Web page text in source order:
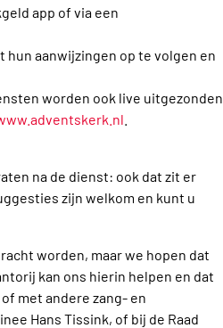
app of via een
aanwijzingen op te volgen en
worden ook live uitgezonden
na de dienst: ook dat zit er
zijn welkom en kunt u
worden, maar we hopen dat
kan ons hierin helpen en dat
met andere zang- en
Hans Tissink, of bij de Raad